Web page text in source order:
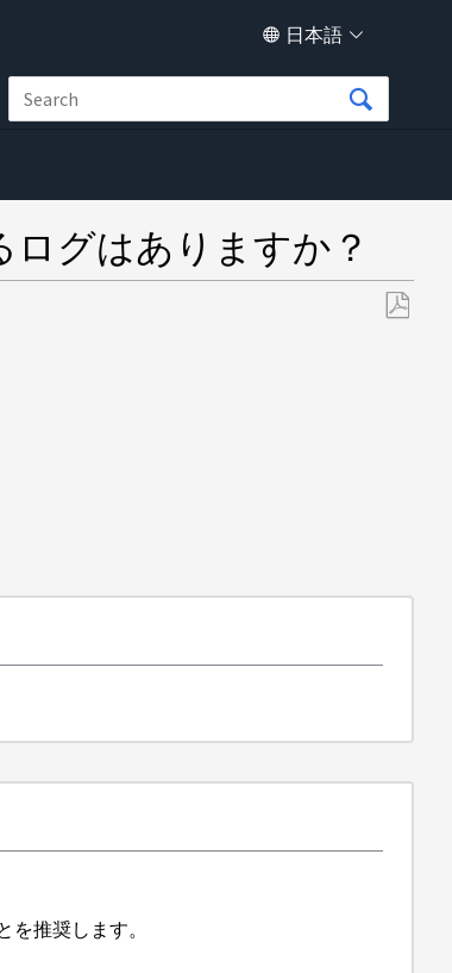
日本語
グはありますか？
推奨します。